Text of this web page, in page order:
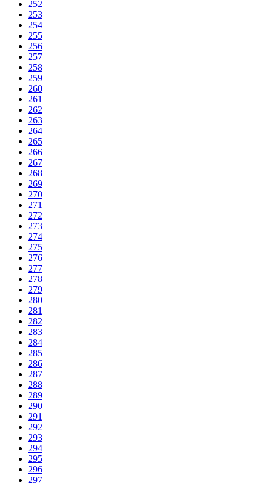
252
253
254
255
256
257
258
259
260
261
262
263
264
265
266
267
268
269
270
271
272
273
274
275
276
277
278
279
280
281
282
283
284
285
286
287
288
289
290
291
292
293
294
295
296
297